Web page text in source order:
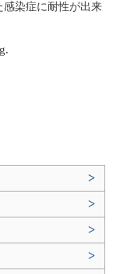
染症に耐性が出来
>
>
>
>